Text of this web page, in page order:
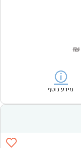
₪
מידע נוסף